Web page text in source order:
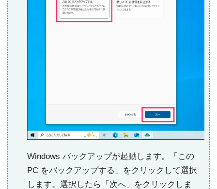
Windows バックアップが起動します。「この
PC をバックアップする」をクリックして選択
します。選択したら「次へ」をクリックしま